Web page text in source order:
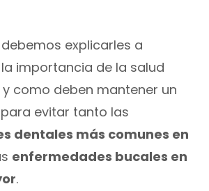
explicarles a
importancia de la salud
como deben mantener un
evitar tanto las
dentales más comunes en
enfermedades bucales en
.